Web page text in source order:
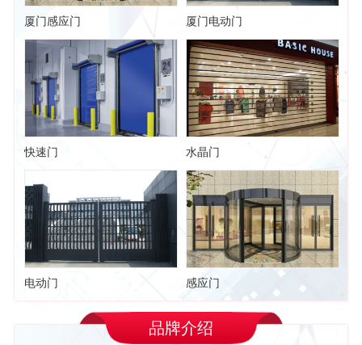
厦门感应门 厦门电动门
快速门 水晶门
电动门 感应门
品牌介绍